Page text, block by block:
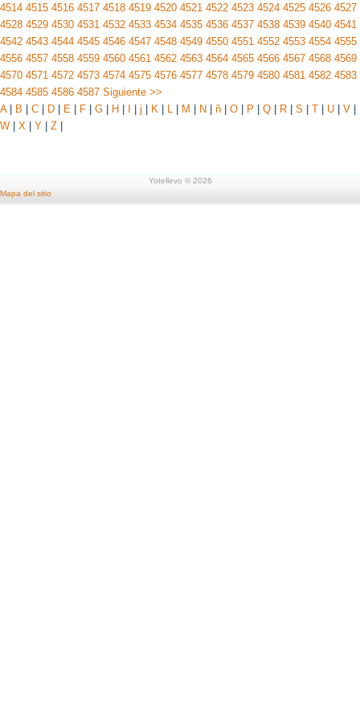
4514 4515 4516 4517 4518 4519 4520 4521 4522 4523 4524 4525 4526 4527
4528 4529 4530 4531 4532 4533 4534 4535 4536 4537 4538 4539 4540 4541
4542 4543 4544 4545 4546 4547 4548 4549 4550 4551 4552 4553 4554 4555
4556 4557 4558 4559 4560 4561 4562 4563 4564 4565 4566 4567 4568 4569
4570 4571 4572 4573 4574 4575 4576 4577 4578 4579 4580 4581 4582 4583
4584 4585 4586 4587 Siguiente >>
A| B C D E F G H j K L M N ñ O P Q R S T U V
W
X Y Z
Yotellevo © 2026
Mapa del sitio